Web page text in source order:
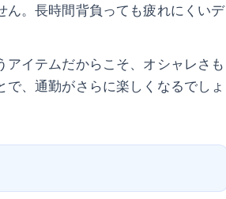
。長時間背負っても疲れにくいデ
イテムだからこそ、オシャレさも
、通勤がさらに楽しくなるでしょ